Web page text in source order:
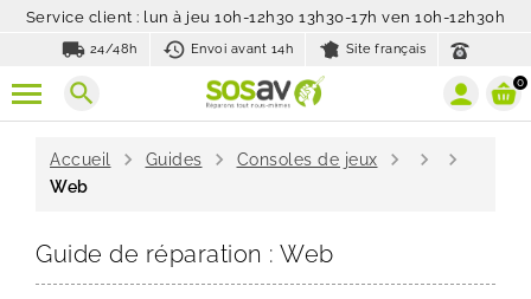
Service client : lun à jeu 10h-12h30 13h30-17h ven 10h-12h30h
local_shipping 24/48h history_toggle_off
Envoi avant 14h Site français
search 0
Accueil chevron_right Guides chevron_right Consoles de jeux chevron_right chevron_right chevron_right
Web
Guide de réparation : Web